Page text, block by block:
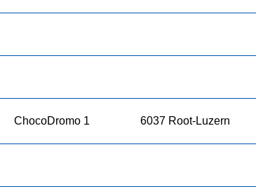
ChocoDromo 1 6037 Root-Luzern